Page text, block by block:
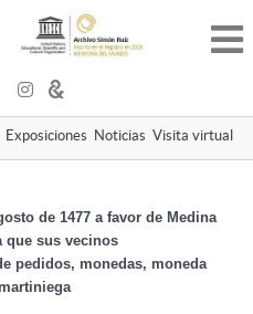
Exposiciones Noticias Visita virtual
de 1477 a favor de Medina
que sus vecinos
pedidos, monedas, moneda